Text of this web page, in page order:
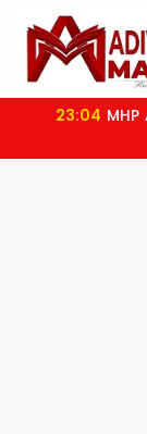
23:04